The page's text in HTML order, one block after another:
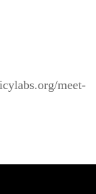
meet-